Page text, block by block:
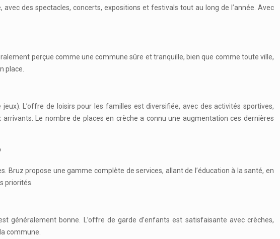
des spectacles, concerts, expositions et festivals tout au long de l’année. Avec
perçue comme une commune sûre et tranquille, bien que comme toute ville,
place.
L’offre de loisirs pour les familles est diversifiée, avec des activités sportives,
Le nombre de places en crèche a connu une augmentation ces dernières
Bruz propose une gamme complète de services, allant de l’éducation à la santé, en
priorités.
généralement bonne. L’offre de garde d’enfants est satisfaisante avec crèches,
commune.